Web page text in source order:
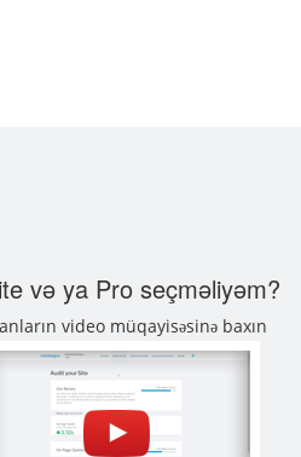
və ya Pro seçməliyəm?
video müqayisəsinə baxın